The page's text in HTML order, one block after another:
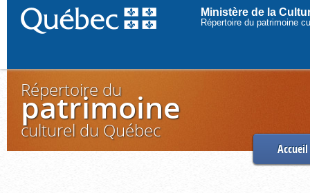
Ministère de la
Répertoire du patrimoine
Répertoire du
patrimoine
culturel du Québec
Accueil